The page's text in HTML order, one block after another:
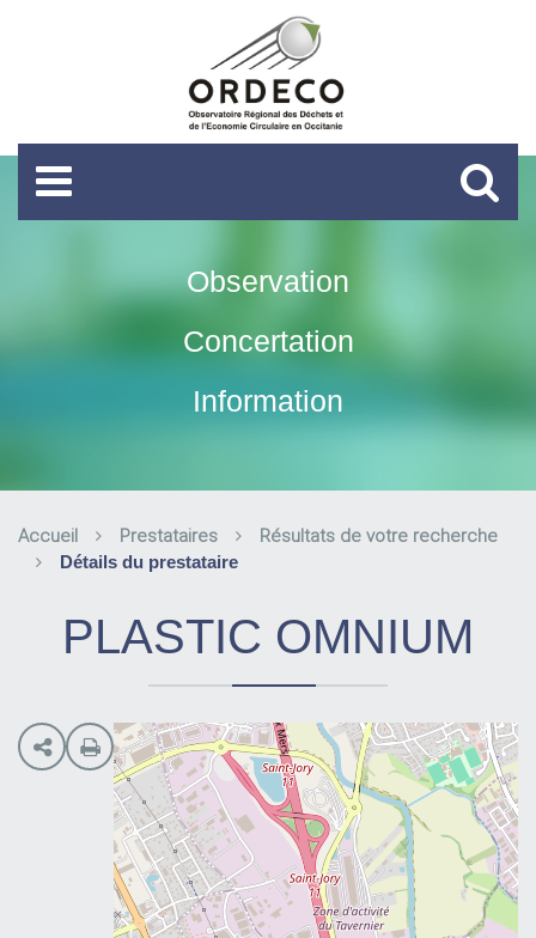
Observation
Concertation
Information
Accueil Prestataires Résultats de votre recherche
Détails du prestataire
PLASTIC OMNIUM